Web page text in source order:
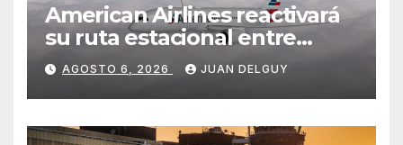
American Airlines reactivará
su ruta estacional entre
Miami y Montevideo con
vuelos diarios
AGOSTO 6, 2026 JUAN DELGUY